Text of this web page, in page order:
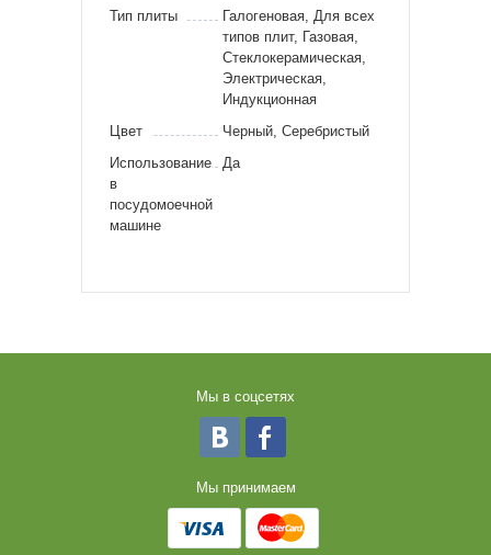
Тип плиты
Галогеновая, Для всех
типов плит, Газовая,
Стеклокерамическая,
Электрическая,
Индукционная
Цвет
Черный, Серебристый
Использование
в
посудомоечной
машине
Да
Мы в соцсетях
Мы принимаем